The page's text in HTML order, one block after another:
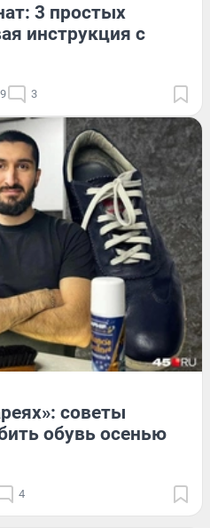
3 простых
инструкция с
3
советы
обувь осенью
4